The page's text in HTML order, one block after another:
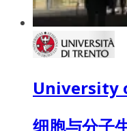
University
细胞与分子